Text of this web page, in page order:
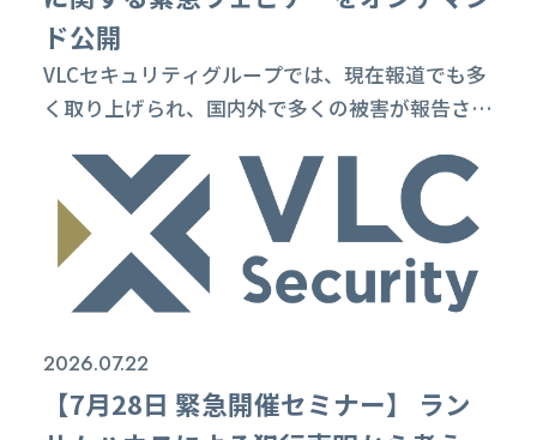
ド公開
VLCセキュリティグループでは、現在報道でも多
く取り上げられ、国内外で多くの被害が報告され
（RansomHouse）」によるサイバー攻撃事案を
踏まえ、企業・組織のセキュリティ担当者に向け
た緊急ウェビナーを2026年に7月28日に開催しま
した。 ウェビナーの内容としては、最新事例を
題材に、企業が今見直すべき初動対応、サプライ
2026.07.22
【7月28日 緊急開催セミナー】 ラン